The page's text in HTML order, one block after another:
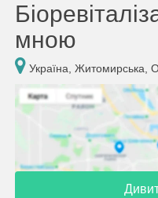
мною
Україна, Житомирська,